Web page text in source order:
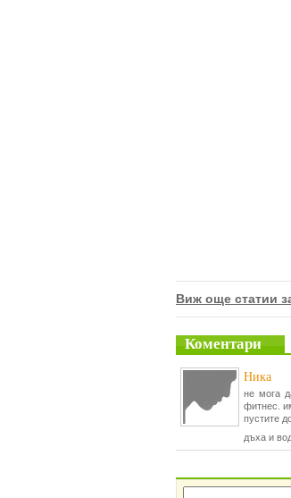
Виж още статии
Коментари
Ника
не мога
фитнес.
пустите
дъха и